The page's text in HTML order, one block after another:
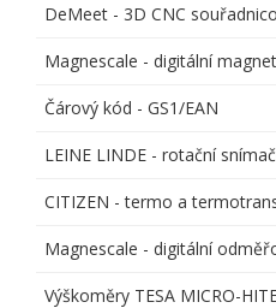
DeMeet - 3D CNC
Magnescale - digitální
Čárový kód - GS1/EAN
LEINE LINDE - rotační
CITIZEN - termo a
Magnescale - digitální
Výškoměry TESA MICRO-